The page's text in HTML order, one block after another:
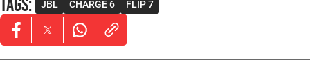
JBL CHARGE 6 FLIP 7
Opens in new window
Opens in new window
Opens in new window